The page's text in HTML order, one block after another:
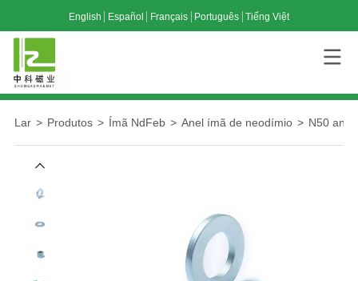
English Español Français Português Tiếng Việt
Lar > Produtos > Ímã NdFeb > Anel ímã de neodímio > N50 anel